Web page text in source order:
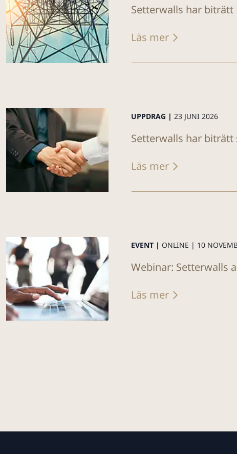
Setterwalls har biträtt
Läs mer
UPPDRAG | 23 JUNI 2026
Setterwalls har biträtt
Läs mer
EVENT | ONLINE | 10
Webinar: Setterwalls
Läs mer